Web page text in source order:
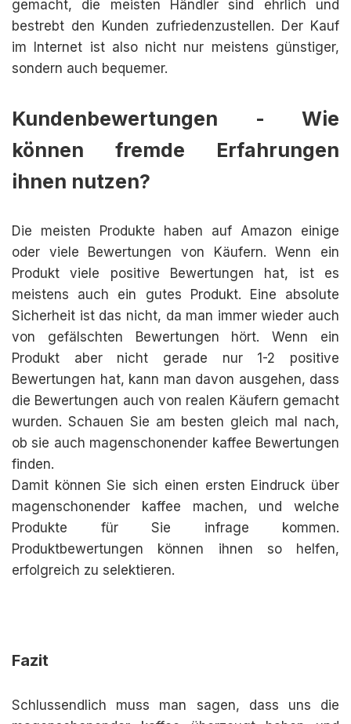
gemacht, die meisten Händler sind ehrlich und
bestrebt den Kunden zufriedenzustellen. Der Kauf
im Internet ist also nicht nur meistens günstiger,
sondern auch bequemer.
Kundenbewertungen - Wie
können fremde Erfahrungen
ihnen nutzen?
Die meisten Produkte haben auf Amazon einige
oder viele Bewertungen von Käufern. Wenn ein
Produkt viele positive Bewertungen hat, ist es
meistens auch ein gutes Produkt. Eine absolute
Sicherheit ist das nicht, da man immer wieder auch
von gefälschten Bewertungen hört. Wenn ein
Produkt aber nicht gerade nur 1-2 positive
Bewertungen hat, kann man davon ausgehen, dass
die Bewertungen auch von realen Käufern gemacht
wurden. Schauen Sie am besten gleich mal nach,
ob sie auch magenschonender kaffee Bewertungen
finden.
Damit können Sie sich einen ersten Eindruck über
magenschonender kaffee machen, und welche
Produkte für Sie infrage kommen.
Produktbewertungen können ihnen so helfen,
erfolgreich zu selektieren.
Fazit
Schlussendlich muss man sagen, dass uns die